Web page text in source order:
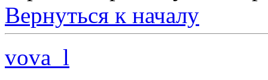
Вернуться к началу
vova_l